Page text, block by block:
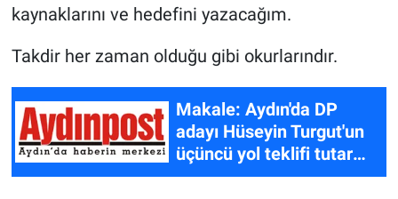
kaynaklarını ve hedefini yazacağım.
Takdir her zaman olduğu gibi okurlarındır.
Makale: Aydın'da DP
adayı Hüseyin Turgut'un
üçüncü yol teklifi tutar
mı?